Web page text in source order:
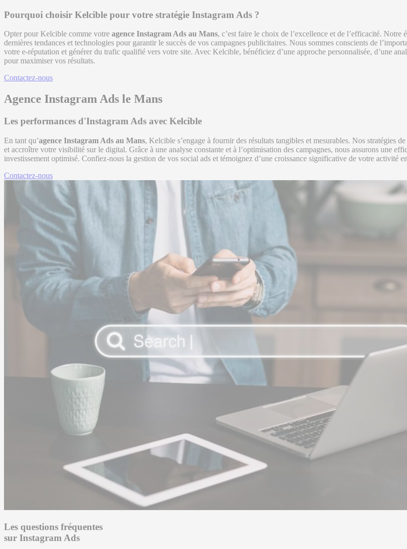
Pourquoi choisir Kelcible pour votre stratégie Instagram Ads ?
Opter pour Kelcible comme votre agence Instagram Ads au Mans, c’est faire le choix de l’excellence et de l’efficacité. Notre
dernières tendances et technologies pour garantir le succès de vos campagnes publicitaires. Nous sommes conscients de
votre e-réputation et générer du trafic qualifié vers votre site. Avec Kelcible, bénéficiez d’une approche personnalisée, d’une
pour maximiser vos résultats.
Contactez-nous
Agence Instagram Ads le Mans
Les performances d'Instagram Ads avec Kelcible
En tant qu’agence Instagram Ads au Mans, Kelcible s’engage à fournir des résultats tangibles et mesurables. Nos stratégies
et accroître votre visibilité sur le digital. Grâce à une analyse constante et à l’optimisation des campagnes, nous assurons une
investissement optimisé. Confiez-nous la gestion de vos social ads et témoignez d’une croissance significative de votre activité
Contactez-nous
Les questions fréquentes
sur Instagram Ads